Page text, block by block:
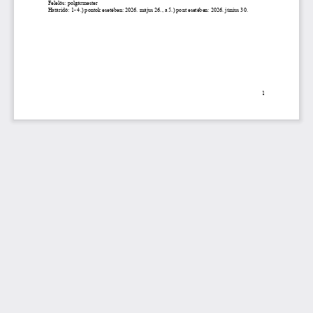
1
Felelős: polgármester
Határidő: 1-4.) pontok esetében: 2026. május 26., a 5.) pont esetében: 2026. június 30.